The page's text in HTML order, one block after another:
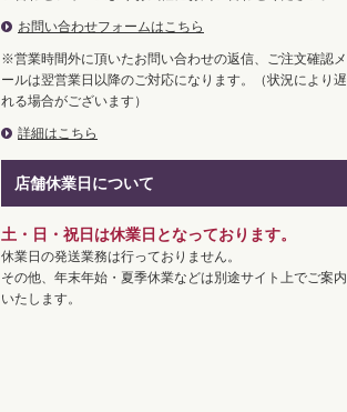
お問い合わせフォームはこちら
※営業時間外に頂いたお問い合わせの返信、ご注文確認メ
ールは翌営業日以降のご対応になります。（状況により遅
れる場合がございます）
詳細はこちら
店舗休業日について
土・日・祝日は休業日となっております。
休業日の発送業務は行っておりません。
その他、年末年始・夏季休業などは別途サイト上でご案内
いたします。